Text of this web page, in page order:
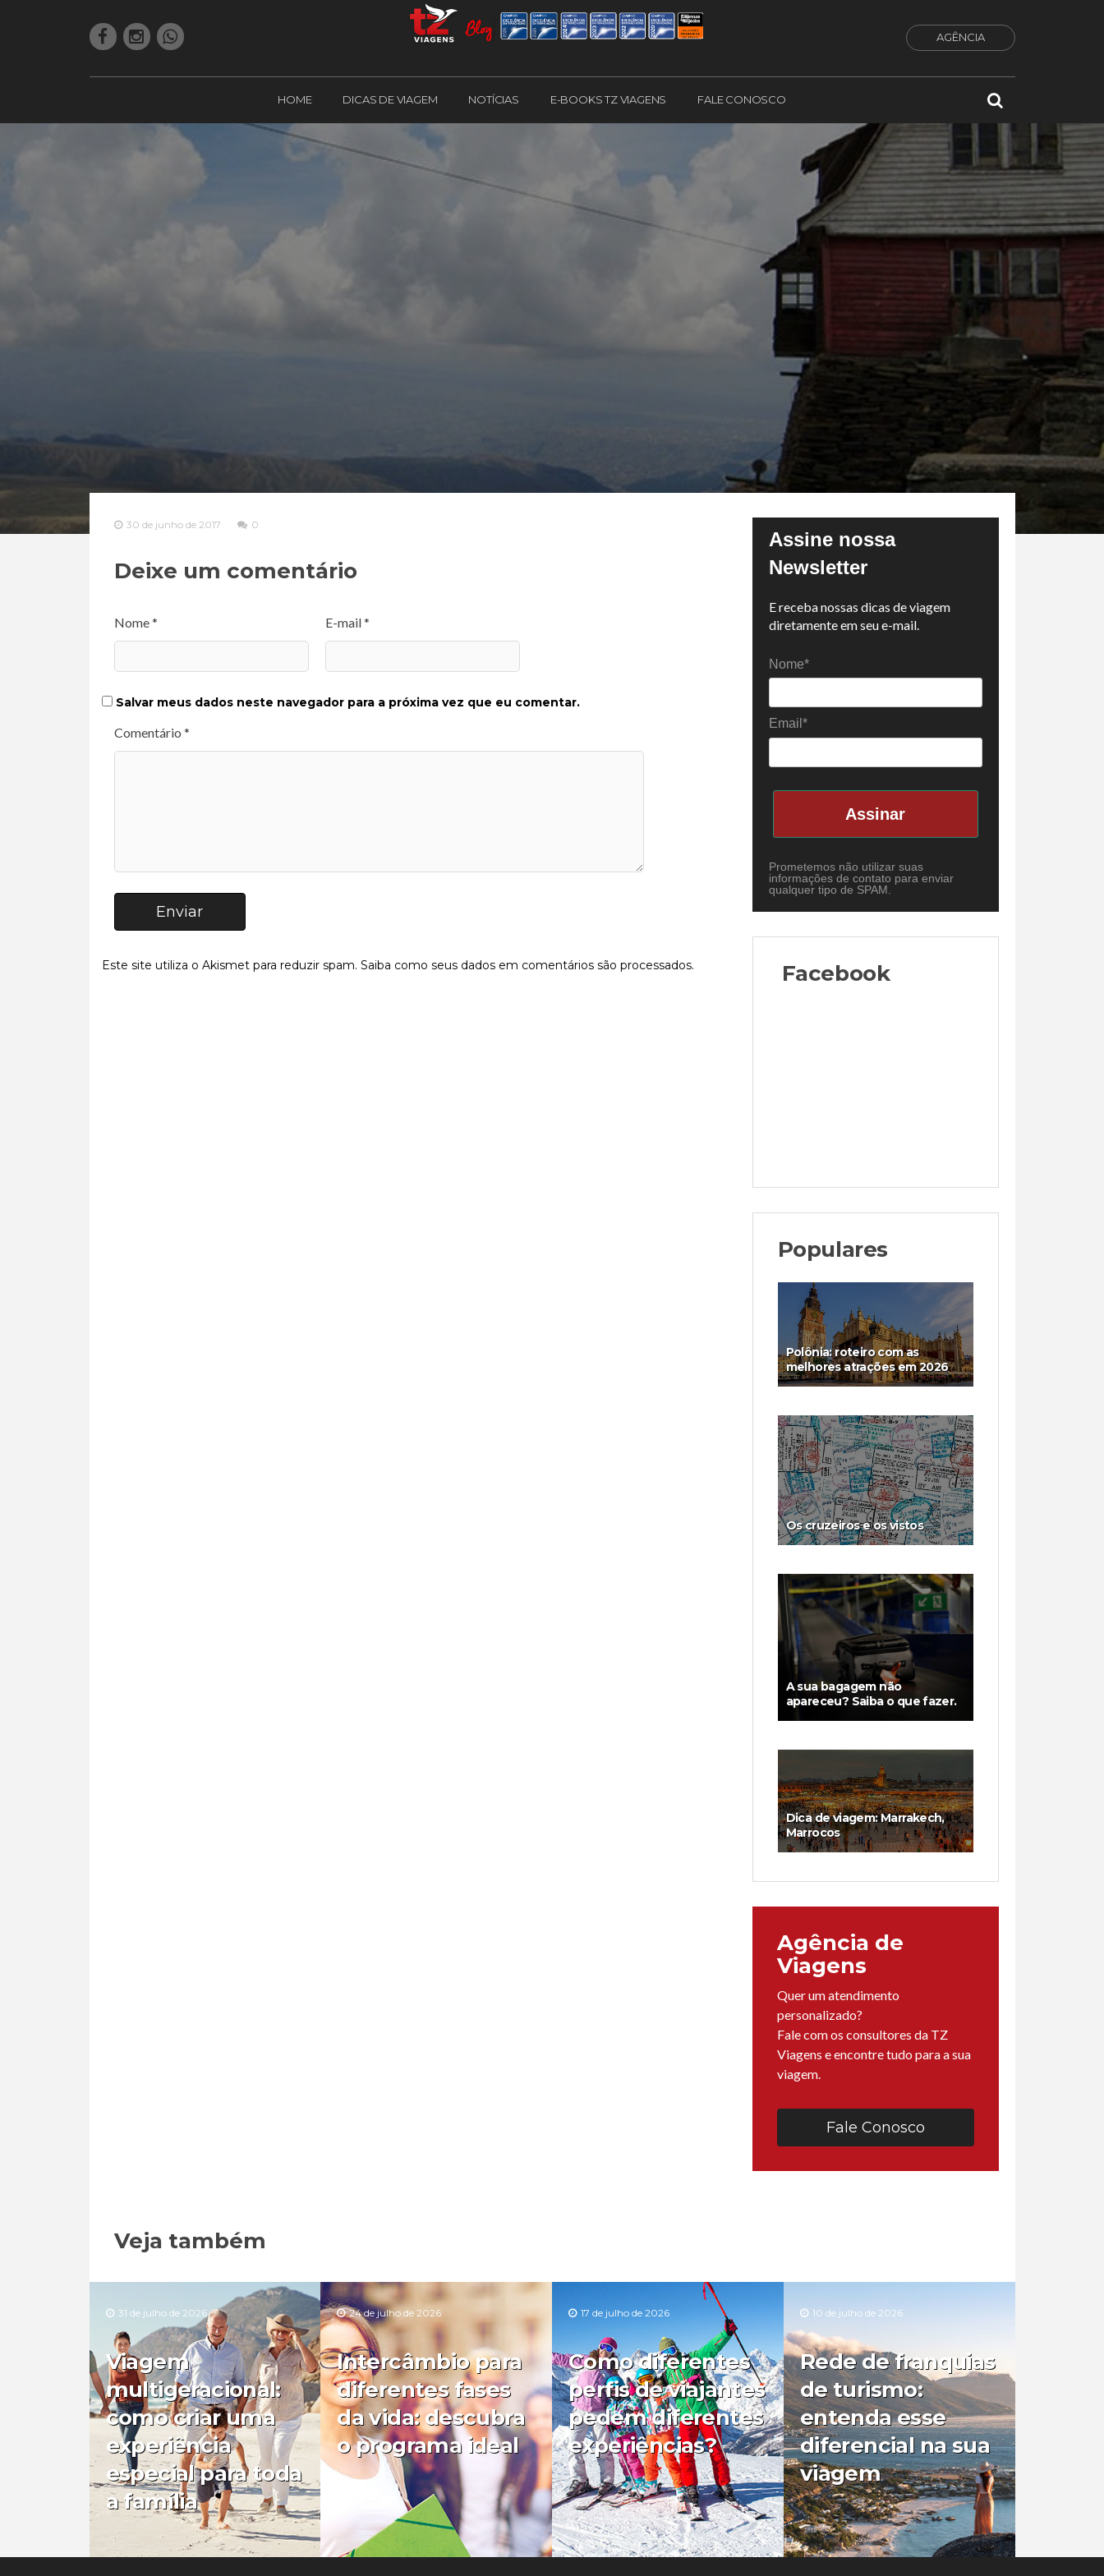
AGÊNCIA
HOME DICAS DE VIAGEM NOTÍCIAS E-BOOKS TZ VIAGENS FALE CONOSCO
30 de junho de 2017 0
Deixe um comentário
Nome * E-mail *
Salvar meus dados neste navegador para a próxima vez que eu comentar.
Comentário *
Enviar
Este site utiliza o Akismet para reduzir spam. Saiba como seus dados em comentários são processados.
Assine nossa
Newsletter
E receba nossas dicas de viagem
diretamente em seu e-mail.
Nome*
Email*
Assinar
Prometemos não utilizar suas
informações de contato para enviar
qualquer tipo de SPAM.
Facebook
Populares
Polônia: roteiro com as
melhores atrações em 2026
Os cruzeiros e os vistos
A sua bagagem não
apareceu? Saiba o que fazer.
Dica de viagem: Marrakech,
Marrocos
Agência de
Viagens
Quer um atendimento
personalizado?
Fale com os consultores da TZ
Viagens e encontre tudo para a sua
viagem.
Fale Conosco
Veja também
31 de julho de 2026
Viagem
multigeracional:
como criar uma
experiência
especial para toda
a família
0
24 de julho de 2026
Intercâmbio para
diferentes fases
da vida: descubra
o programa ideal
0
17 de julho de 2026
Como diferentes
perfis de viajantes
pedem diferentes
experiências?
0
10 de julho de 2026
Rede de franquias
de turismo:
entenda esse
diferencial na sua
viagem
0